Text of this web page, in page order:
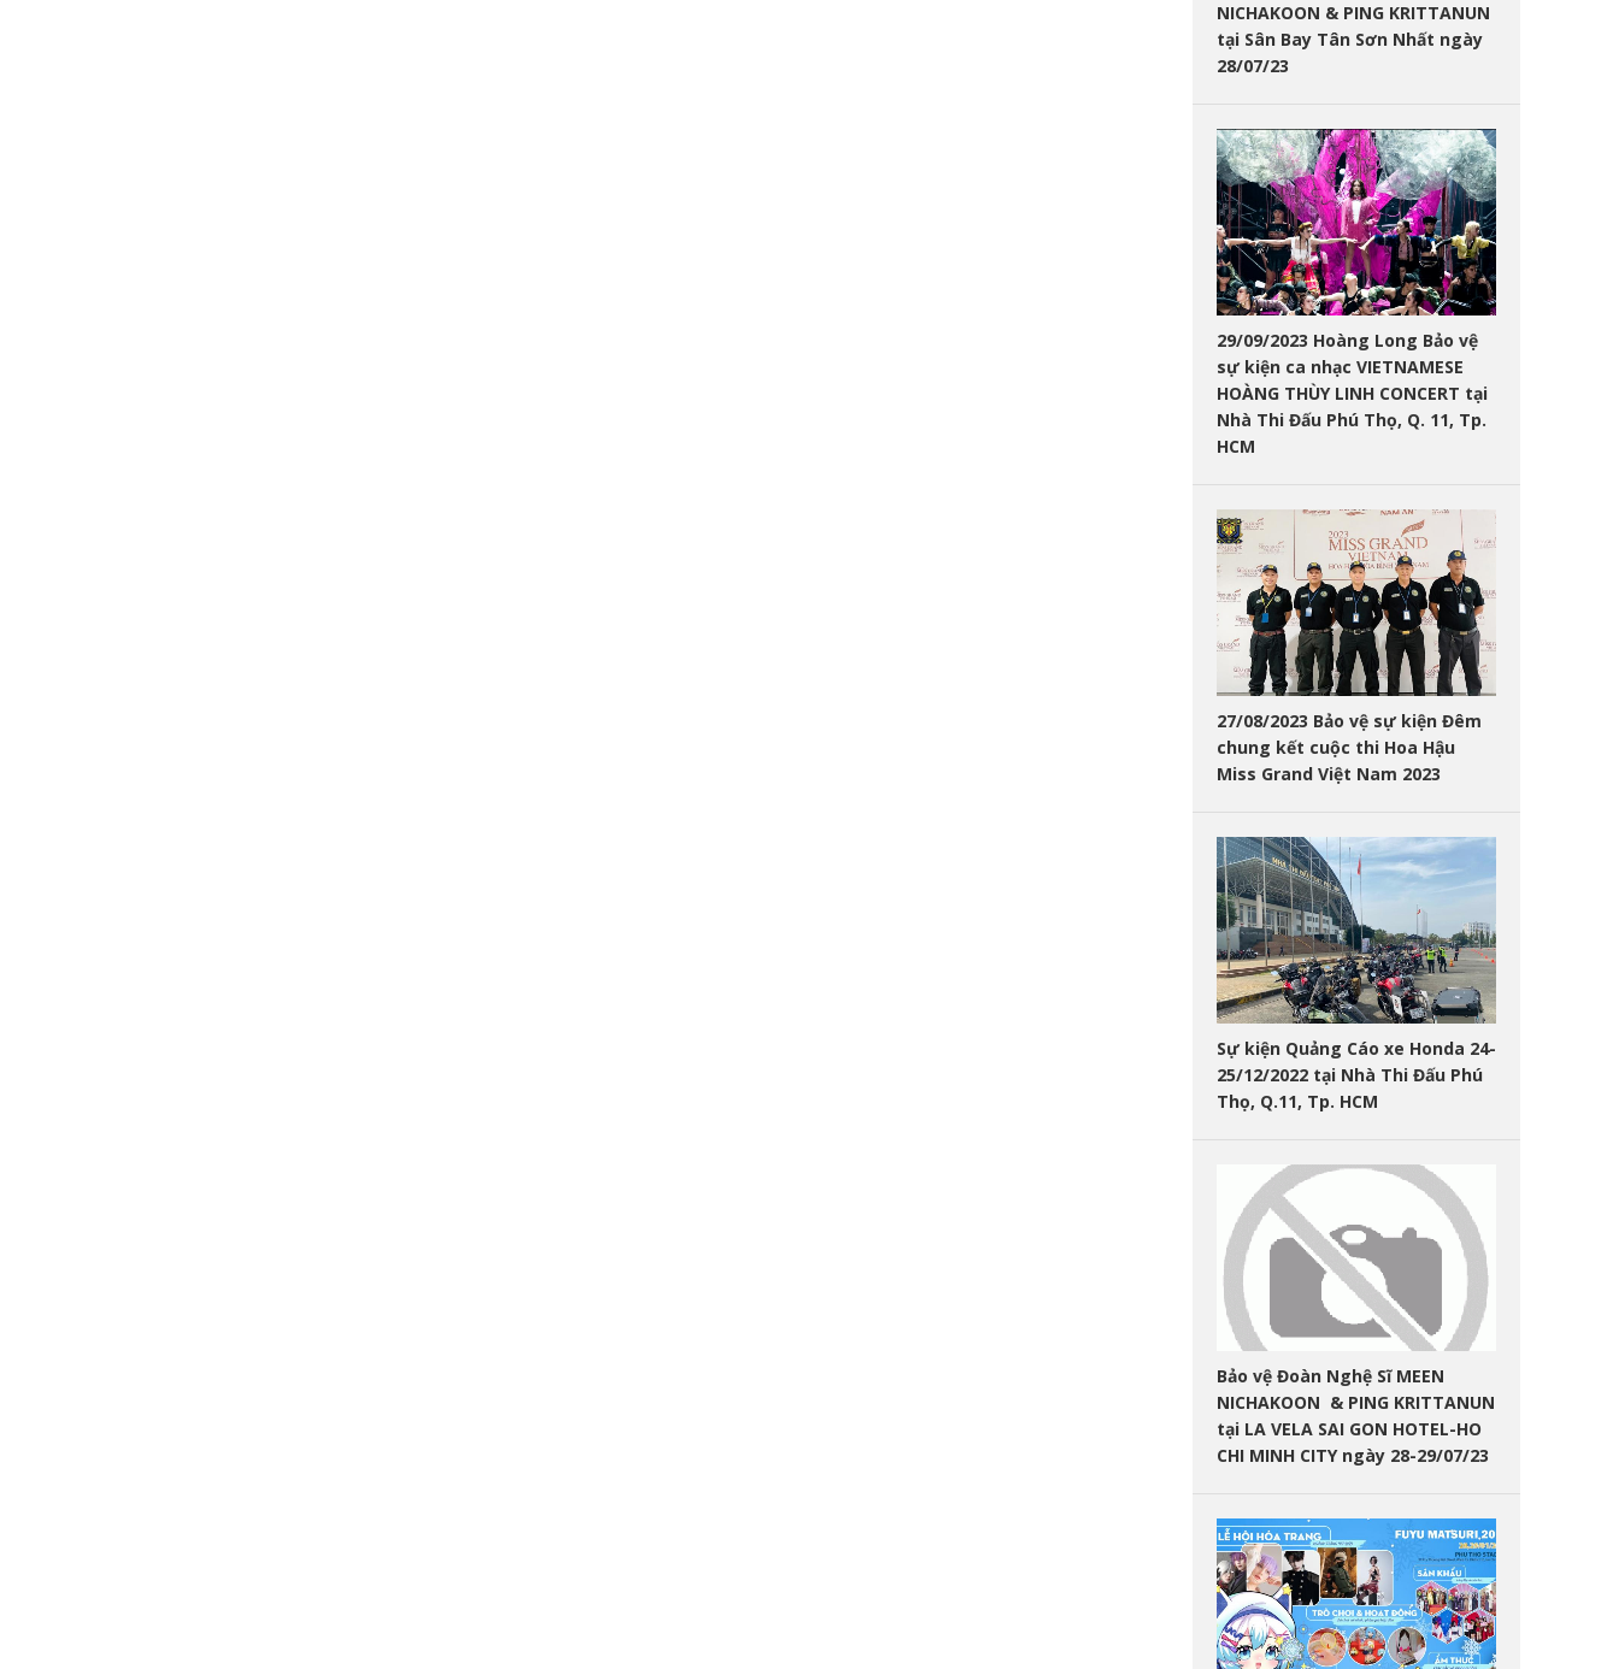
NICHAKOON & PING KRITTANUN
tại Sân Bay Tân Sơn Nhất ngày
28/07/23
29/09/2023 Hoàng Long Bảo vệ
sự kiện ca nhạc VIETNAMESE
HOÀNG THÙY LINH CONCERT tại
Nhà Thi Đấu Phú Thọ, Q. 11, Tp.
HCM
27/08/2023 Bảo vệ sự kiện Đêm
chung kết cuộc thi Hoa Hậu
Miss Grand Việt Nam 2023
Sự kiện Quảng Cáo xe Honda 24-
25/12/2022 tại Nhà Thi Đấu Phú
Thọ, Q.11, Tp. HCM
Bảo vệ Đoàn Nghệ Sĩ MEEN
NICHAKOON & PING KRITTANUN
tại LA VELA SAI GON HOTEL-HO
CHI MINH CITY ngày 28-29/07/23